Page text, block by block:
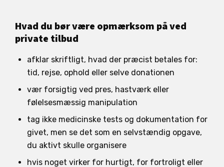
Hvad du bør være opmærksom på ved
private tilbud
afklar skriftligt, hvad der præcist betales for:
tid, rejse, ophold eller selve donationen
vær forsigtig ved pres, hastværk eller
følelsesmæssig manipulation
tag ikke medicinske tests og dokumentation for
givet, men se det som en selvstændig opgave,
du aktivt skulle organisere
hvis noget virker for hurtigt, for fortroligt eller